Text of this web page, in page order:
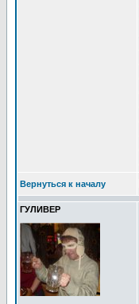
Вернуться к началу
ГУЛИВЕР